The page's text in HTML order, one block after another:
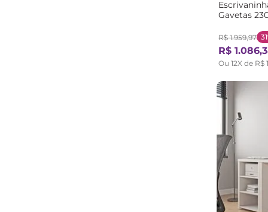
Gavetas
Itapuã
R$ 1.959,97
R$ 1.086,
Ou 12X de R$